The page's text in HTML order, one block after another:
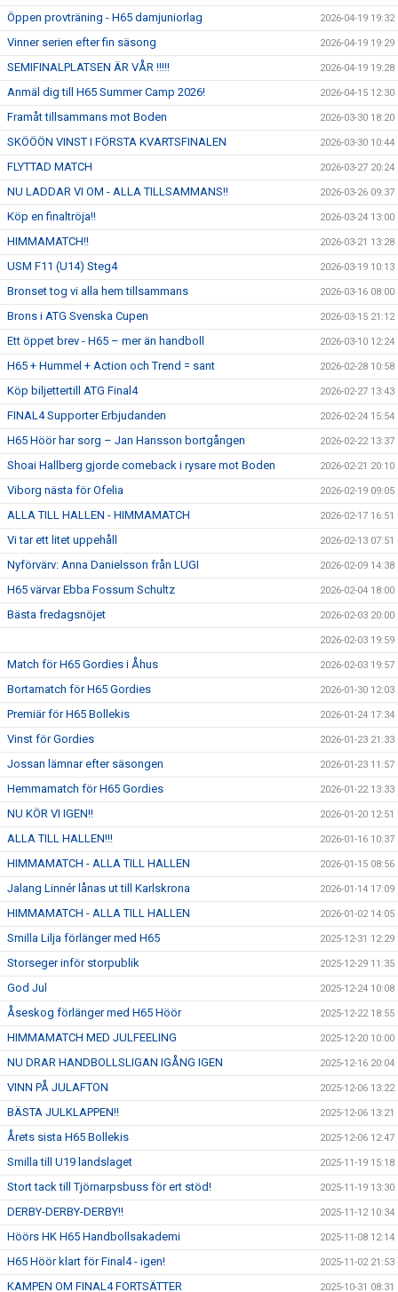
Öppen provträning - H65 damjuniorlag 2026-04-19 19:32
Vinner serien efter fin säsong 2026-04-19 19:29
SEMIFINALPLATSEN ÄR VÅR !!!!! 2026-04-19 19:28
Anmäl dig till H65 Summer Camp 2026! 2026-04-15 12:30
Framåt tillsammans mot Boden 2026-03-30 18:20
SKÖÖÖN VINST I FÖRSTA KVARTSFINALEN 2026-03-30 10:44
FLYTTAD MATCH 2026-03-27 20:24
NU LADDAR VI OM - ALLA TILLSAMMANS!! 2026-03-26 09:37
Köp en finaltröja!! 2026-03-24 13:00
HIMMAMATCH!! 2026-03-21 13:28
USM F11 (U14) Steg4 2026-03-19 10:13
Bronset tog vi alla hem tillsammans 2026-03-16 08:00
Brons i ATG Svenska Cupen 2026-03-15 21:12
Ett öppet brev - H65 – mer än handboll 2026-03-10 12:24
H65 + Hummel + Action och Trend = sant 2026-02-28 10:58
Köp biljettertill ATG Final4 2026-02-27 13:43
FINAL4 Supporter Erbjudanden 2026-02-24 15:54
H65 Höör har sorg – Jan Hansson bortgången 2026-02-22 13:37
Shoai Hallberg gjorde comeback i rysare mot Boden 2026-02-21 20:10
Viborg nästa för Ofelia 2026-02-19 09:05
ALLA TILL HALLEN - HIMMAMATCH 2026-02-17 16:51
Vi tar ett litet uppehåll 2026-02-13 07:51
Nyförvärv: Anna Danielsson från LUGI 2026-02-09 14:38
H65 värvar Ebba Fossum Schultz 2026-02-04 18:00
Bästa fredagsnöjet 2026-02-03 20:00
2026-02-03 19:59
Match för H65 Gordies i Åhus 2026-02-03 19:57
Bortamatch för H65 Gordies 2026-01-30 12:03
Premiär för H65 Bollekis 2026-01-24 17:34
Vinst för Gordies 2026-01-23 21:33
Jossan lämnar efter säsongen 2026-01-23 11:57
Hemmamatch för H65 Gordies 2026-01-22 13:33
NU KÖR VI IGEN!! 2026-01-20 12:51
ALLA TILL HALLEN!!! 2026-01-16 10:37
HIMMAMATCH - ALLA TILL HALLEN 2026-01-15 08:56
Jalang Linnér lånas ut till Karlskrona 2026-01-14 17:09
HIMMAMATCH - ALLA TILL HALLEN 2026-01-02 14:05
Smilla Lilja förlänger med H65 2025-12-31 12:29
Storseger inför storpublik 2025-12-29 11:35
God Jul 2025-12-24 10:08
Åseskog förlänger med H65 Höör 2025-12-22 18:55
HIMMAMATCH MED JULFEELING 2025-12-20 10:00
NU DRAR HANDBOLLSLIGAN IGÅNG IGEN 2025-12-16 20:04
VINN PÅ JULAFTON 2025-12-06 13:22
BÄSTA JULKLAPPEN!! 2025-12-06 13:21
Årets sista H65 Bollekis 2025-12-06 12:47
Smilla till U19 landslaget 2025-11-19 15:18
Stort tack till Tjörnarpsbuss för ert stöd! 2025-11-19 13:30
DERBY-DERBY-DERBY!! 2025-11-12 10:34
Höörs HK H65 Handbollsakademi 2025-11-08 12:14
H65 Höör klart för Final4 - igen! 2025-11-02 21:53
KAMPEN OM FINAL4 FORTSÄTTER 2025-10-31 08:31